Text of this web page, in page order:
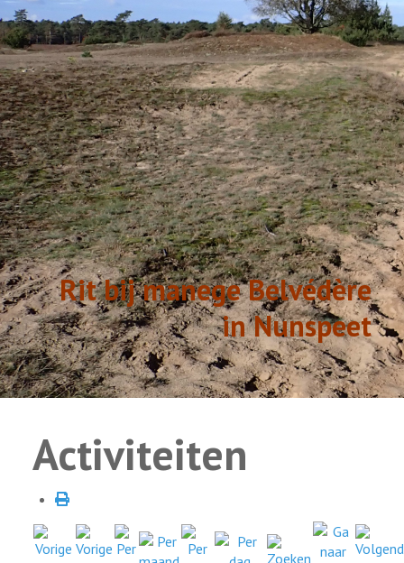
STALPRAET
GESCHIEDENIS
LINKS
Rit bij manege Belvédère
in Nunspeet
Activiteiten